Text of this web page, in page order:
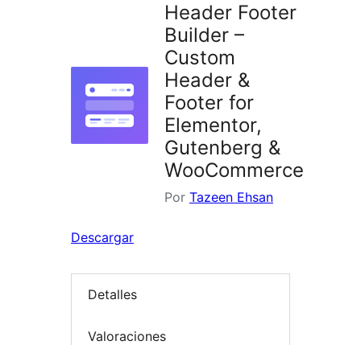
Header Footer
Builder –
Custom
Header &
Footer for
Elementor,
Gutenberg &
WooCommerce
Por Tazeen Ehsan
Descargar
Detalles
Valoraciones